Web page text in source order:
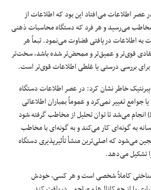
عصر اطلاعات می‌افتاد این بود که اطلاعات از
می‌رسید و هر فرد که دستگاه محاسبات ذهنی
اطلاعات دریافتی قضاوت می‌نمود. تبعاً هر
قوی‌تر و عمیق‌تر و ممحض‌تر شده باشد، سخت‌تر
برای بررسی درستی یا غلطی اطلاعات قوی‌تر است.
خاطر نشان کرد: در عصر اطلاعات دستگاه
جوامع تغییر نمی‌کرد و عموماً بمباران اطلاعاتی
(Mass Information) انجام می‌شد تا توان تحلیل از مخاطب گرفته شود
به گونه‌ای کار می‌کند و به گونه‌ای با مخاطب
می‌شود که اصلی‌ترین منشأ تأثیرپذیری دستگاه
تشکیل می‌دهد.
شناختی کاملاً شخصی است و هر کسی، خودش